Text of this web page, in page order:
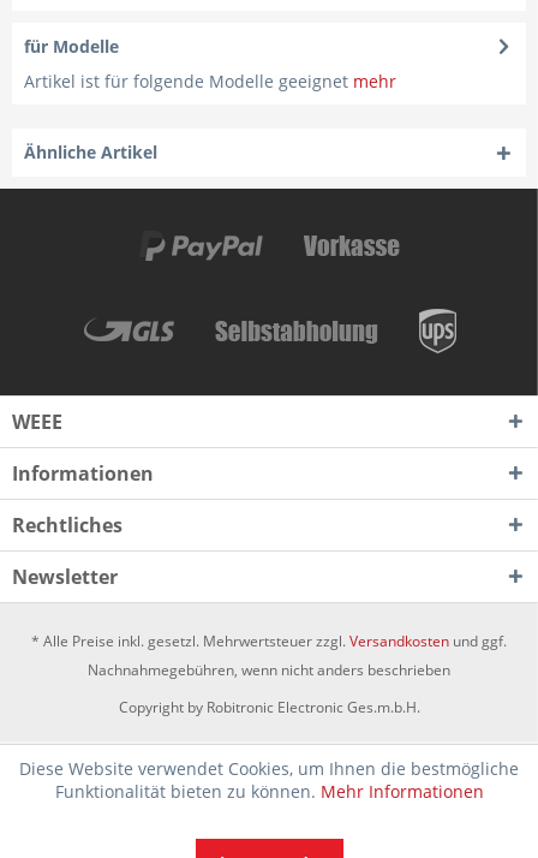
für Modelle
Artikel ist für folgende Modelle geeignet mehr
Ähnliche Artikel
WEEE
Informationen
Rechtliches
Newsletter
* Alle Preise inkl. gesetzl. Mehrwertsteuer zzgl.Versandkosten und ggf.
Nachnahmegebühren, wenn nicht anders beschrieben
Copyright by Robitronic Electronic Ges.m.b.H.
Diese Website verwendet Cookies, um Ihnen die bestmögliche
Funktionalität bieten zu können. Mehr Informationen